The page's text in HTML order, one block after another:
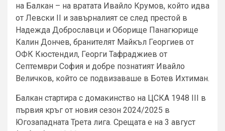
на Балкан – на вратата Ивайло Крумов, който идва
от Левски II и завърналият се след престой в
Надежда Доброславци и Оборище Панагюрище
Калин Дончев, бранителят Майкъл Георгиев от
ОФК Кюстендил, Георги Тафраджиев от
Септември София и добре познатият Ивайло
Величков, който се подвизаваше в Ботев Ихтиман.
Балкан стартира с домакинство на ЦСКА 1948 III в
първия кръг от новия сезон 2024/2025 в
Югозападната Трета лига. Срещата е на 3 август